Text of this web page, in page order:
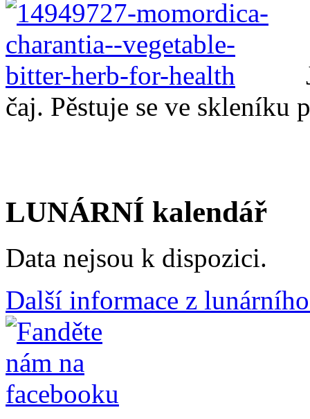
čaj. Pěstuje se ve skleníku
LUNÁRNÍ kalendář
Data nejsou k dispozici.
Další informace z